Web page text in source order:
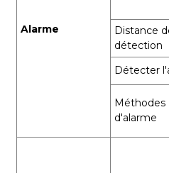
Alarme
Distance
détection
Détecter
Méthodes
d'alarme